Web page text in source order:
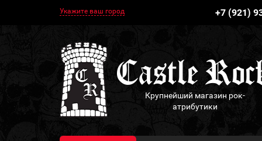
Укажите ваш город +7 (921)
Крупнейший магазин рок-
атрибутики